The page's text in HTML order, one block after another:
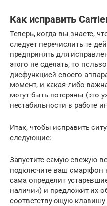
Как исправить
Теперь, когда вы знаете,
следует перечислить те
предпринять для
этого не сделать, то
дисфункцией своего
момент, и какая-либо
могут быть потеряны (это
нестабильности в работе
Итак, чтобы исправить
следующие:
Запустите самую свежую
подключите ваш смартфон
сама определит
наличии) и предложит их
соответствующую